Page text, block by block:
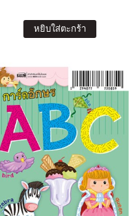
หยิบใส่ตะกร้า